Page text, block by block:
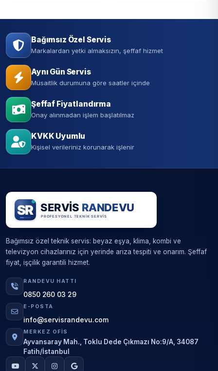
Bağımsız Özel Servis
Markalardan yetki almaksızın, şeffaf hizmet
Aynı Gün Servis
Müsaitlik durumuna göre saatler içinde
Şeffaf Fiyatlandırma
Onay alınmadan işlem başlatılmaz
KVKK Uyumlu
Kişisel verileriniz korunarak işlenir
Bağımsız özel teknik servis: beyaz eşya, klima, kombi ve
televizyon cihazlarınız için yerinde arıza tespiti ve onarım. Şeffaf
fiyat, işçilik garantili hizmet.
RANDEVU HATTI
0850 260 03 29
E-POSTA
info@servisrandevu.com
MERKEZ OFIS
Ayvansaray Mah., Toklu Dede Çıkmazı No:9/A, 34087
Fatih/İstanbul